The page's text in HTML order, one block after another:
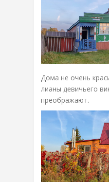
Дома не очень
лианы девичьего
преображают.